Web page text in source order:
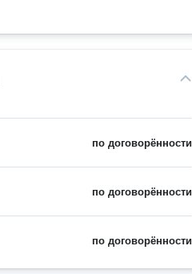
по договорённости
по договорённости
по договорённости